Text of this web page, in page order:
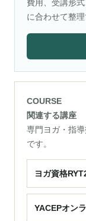
費用、受講形
に合わせて整理
COURSE
関連する講座
専門ヨガ・指
です。
ヨガ資格
YACEPオン